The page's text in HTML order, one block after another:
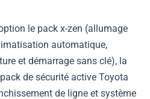
le pack x-zen (allumage
automatique,
et démarrage sans clé), la
de sécurité active Toyota
de ligne et système